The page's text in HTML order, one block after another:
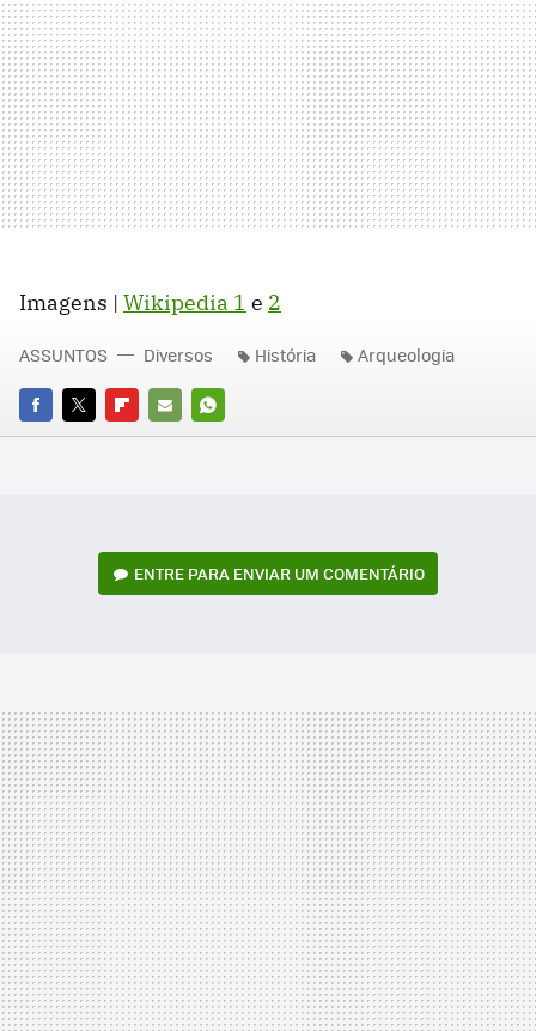
Imagens | Wikipedia 1 e 2
FACEBOOK
TWITTERFLIPBOARD
E-
WHATSAPP
ASSUNTOS Diversos História Arqueologia
ENTRE PARA ENVIAR UM COMENTÁRIO